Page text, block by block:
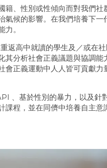
籍、性別或性傾向而對我們
候的影響。在我們培養下
。
返高中就讀的學生及／或在
其分析社會正義議題與協調
會正義運動中人人皆可貢獻
、基於性別的暴力，以及針
課程，並在同儕中培養自主